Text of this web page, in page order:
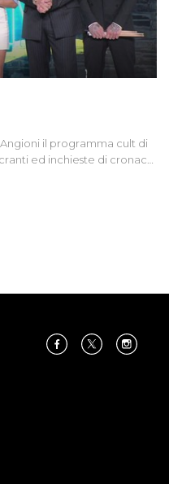
il programma cult di
ed inchieste di cronaca